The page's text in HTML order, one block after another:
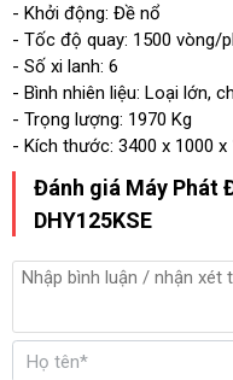
Kích thước (mm)
Dung tích xilanh động cơ
Thời gian hoạt động liên
(giờ)
Model động cơ
- Khởi động: Đề nổ
- Tốc độ quay: 1500 vòng/
- Số xi lanh: 6
- Bình nhiên liệu: Loại lớn,
- Trọng lượng: 1970 Kg
- Kích thước: 3400 x 1000 x
Đánh giá Máy Phát
DHY125KSE